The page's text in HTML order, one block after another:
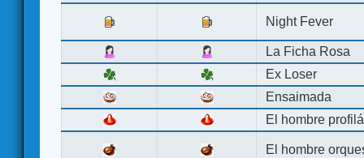
Night Fever
La Ficha Rosa
Ex Loser
Ensaimada
El hombre
El hombre